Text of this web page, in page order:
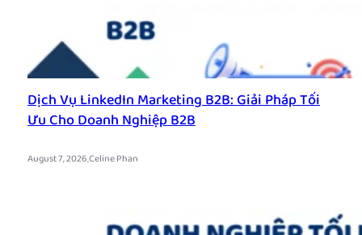
Dịch Vụ LinkedIn Marketing B2B: Giải Pháp Tối
Ưu Cho Doanh Nghiệp B2B
August 7, 2026.Celine Phan